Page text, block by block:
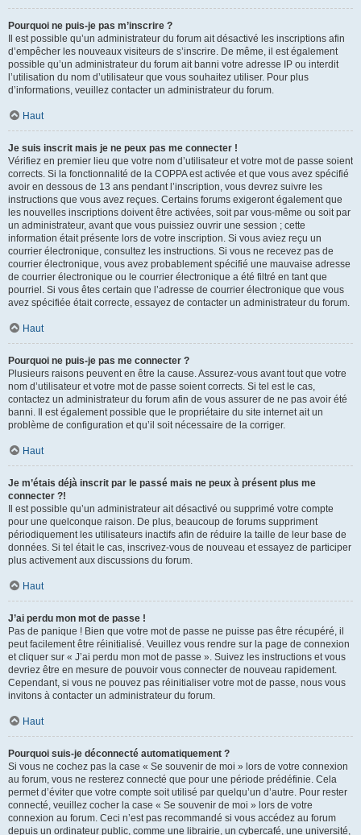
Pourquoi ne puis-je pas m’inscrire ?
Il est possible qu’un administrateur du forum ait désactivé les inscriptions afin
d’empêcher les nouveaux visiteurs de s’inscrire. De même, il est également
possible qu’un administrateur du forum ait banni votre adresse IP ou interdit
l’utilisation du nom d’utilisateur que vous souhaitez utiliser. Pour plus
d’informations, veuillez contacter un administrateur du forum.
Haut
Je suis inscrit mais je ne peux pas me connecter !
Vérifiez en premier lieu que votre nom d’utilisateur et votre mot de passe soient
corrects. Si la fonctionnalité de la COPPA est activée et que vous avez spécifié
avoir en dessous de 13 ans pendant l’inscription, vous devrez suivre les
instructions que vous avez reçues. Certains forums exigeront également que
les nouvelles inscriptions doivent être activées, soit par vous-même ou soit par
un administrateur, avant que vous puissiez ouvrir une session ; cette
information était présente lors de votre inscription. Si vous aviez reçu un
courrier électronique, consultez les instructions. Si vous ne recevez pas de
courrier électronique, vous avez probablement spécifié une mauvaise adresse
de courrier électronique ou le courrier électronique a été filtré en tant que
pourriel. Si vous êtes certain que l’adresse de courrier électronique que vous
avez spécifiée était correcte, essayez de contacter un administrateur du forum.
Haut
Pourquoi ne puis-je pas me connecter ?
Plusieurs raisons peuvent en être la cause. Assurez-vous avant tout que votre
nom d’utilisateur et votre mot de passe soient corrects. Si tel est le cas,
contactez un administrateur du forum afin de vous assurer de ne pas avoir été
banni. Il est également possible que le propriétaire du site internet ait un
problème de configuration et qu’il soit nécessaire de la corriger.
Haut
Je m’étais déjà inscrit par le passé mais ne peux à présent plus me
connecter ?!
Il est possible qu’un administrateur ait désactivé ou supprimé votre compte
pour une quelconque raison. De plus, beaucoup de forums suppriment
périodiquement les utilisateurs inactifs afin de réduire la taille de leur base de
données. Si tel était le cas, inscrivez-vous de nouveau et essayez de participer
plus activement aux discussions du forum.
Haut
J’ai perdu mon mot de passe !
Pas de panique ! Bien que votre mot de passe ne puisse pas être récupéré, il
peut facilement être réinitialisé. Veuillez vous rendre sur la page de connexion
et cliquer sur « J’ai perdu mon mot de passe ». Suivez les instructions et vous
devriez être en mesure de pouvoir vous connecter de nouveau rapidement.
Cependant, si vous ne pouvez pas réinitialiser votre mot de passe, nous vous
invitons à contacter un administrateur du forum.
Haut
Pourquoi suis-je déconnecté automatiquement ?
Si vous ne cochez pas la case « Se souvenir de moi » lors de votre connexion
au forum, vous ne resterez connecté que pour une période prédéfinie. Cela
permet d’éviter que votre compte soit utilisé par quelqu’un d’autre. Pour rester
connecté, veuillez cocher la case « Se souvenir de moi » lors de votre
connexion au forum. Ceci n’est pas recommandé si vous accédez au forum
depuis un ordinateur public, comme une librairie, un cybercafé, une université,